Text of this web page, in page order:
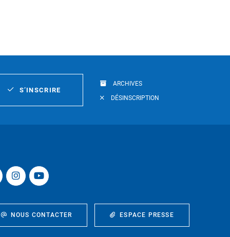
S’INSCRIRE
ARCHIVES
DÉSINSCRIPTION
NOUS CONTACTER ESPACE PRESSE